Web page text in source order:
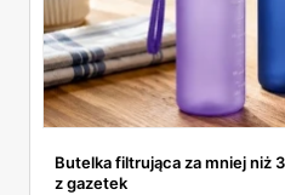
Butelka filtrująca za mniej niż
z gazetek